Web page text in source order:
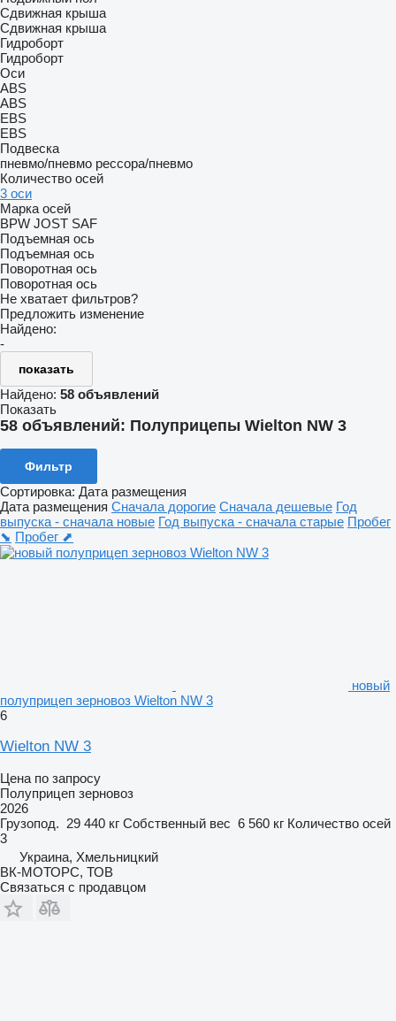
Сдвижная крыша
Сдвижная крыша
Гидроборт
Гидроборт
Оси
ABS
ABS
EBS
EBS
Подвеска
пневмо/пневмо рессора/пневмо
Количество осей
3 оси
Марка осей
BPW JOST SAF
Подъемная ось
Подъемная ось
Поворотная ось
Поворотная ось
Не хватает фильтров?
Предложить изменение
Найдено:
-
показать
Найдено: 58 объявлений
Показать
58 объявлений: Полуприцепы Wielton NW 3
Фильтр
Сортировка: Дата размещения
Дата размещения Сначала дорогие Сначала дешевые Год
выпуска - сначала новые Год выпуска - сначала старые Пробег
⬊ Пробег ⬈
новый
полуприцеп зерновоз Wielton NW 3
6
Wielton NW 3
Цена по запросу
Полуприцеп зерновоз
2026
Грузопод. 29 440 кг Собственный вес 6 560 кг Количество осей
3
Украина, Хмельницкий
ВК-МОТОРС, ТОВ
Связаться с продавцом